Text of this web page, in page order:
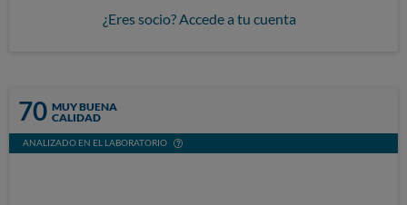
¿Eres socio? Accede a tu cuenta
70 MUY BUENA
CALIDAD
ANALIZADO EN EL LABORATORIO